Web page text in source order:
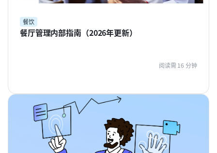
餐饮
餐厅管理内部指南（2026年更新）
阅读需 16 分钟